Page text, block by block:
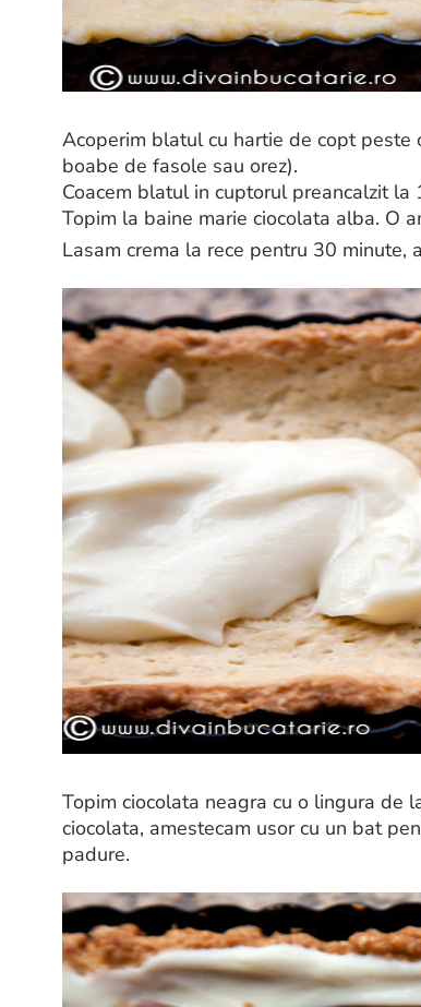
Acoperim blatul cu hartie de copt peste
boabe de fasole sau orez).
Coacem blatul in cuptorul preancalzit
Topim la baine marie ciocolata alba. O
Lasam crema la rece pentru 30
Topim ciocolata neagra cu o lingura de
ciocolata, amestecam usor cu un bat
padure.